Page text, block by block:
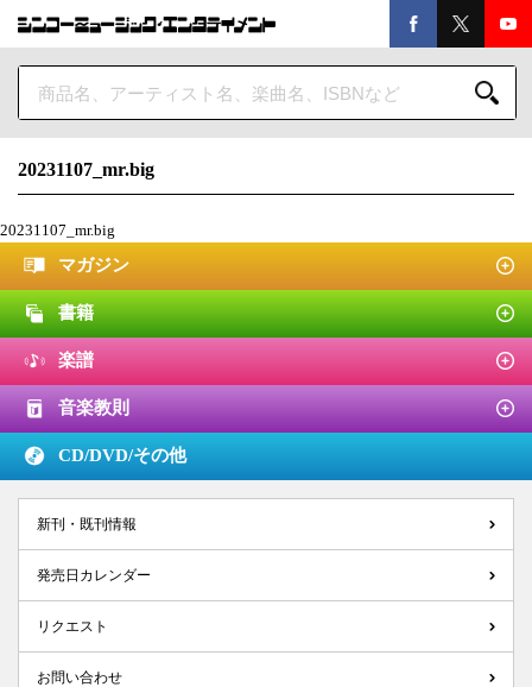
20231107_mr.big
20231107_mr.big
マガジン
書籍
楽譜
音楽教則
CD/DVD/その他
新刊・既刊情報
発売日カレンダー
リクエスト
お問い合わせ